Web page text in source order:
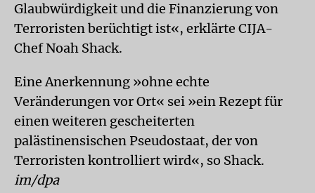
Glaubwürdigkeit und die Finanzierung von
Terroristen berüchtigt ist«, erklärte CIJA-
Chef Noah Shack.
Eine Anerkennung »ohne echte
Veränderungen vor Ort« sei »ein Rezept für
einen weiteren gescheiterten
palästinensischen Pseudostaat, der von
Terroristen kontrolliert wird«, so Shack.
im/dpa